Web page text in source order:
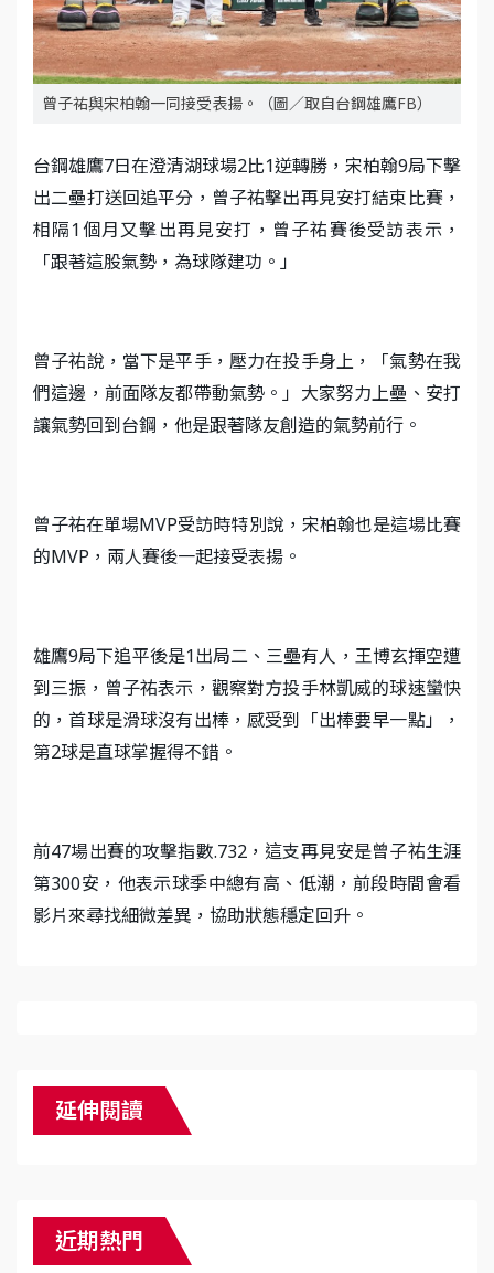
曾子祐與宋柏翰一同接受表揚。（圖／取自台鋼雄鷹FB）
台鋼雄鷹7日在澄清湖球場2比1逆轉勝，宋柏翰9局下擊
出二壘打送回追平分，曾子祐擊出再見安打結束比賽，
相隔1個月又擊出再見安打，曾子祐賽後受訪表示，
「跟著這股氣勢，為球隊建功。」
曾子祐說，當下是平手，壓力在投手身上，「氣勢在我
們這邊，前面隊友都帶動氣勢。」大家努力上壘、安打
讓氣勢回到台鋼，他是跟著隊友創造的氣勢前行。
曾子祐在單場MVP受訪時特別說，宋柏翰也是這場比賽
的MVP，兩人賽後一起接受表揚。
雄鷹9局下追平後是1出局二、三壘有人，王博玄揮空遭
到三振，曾子祐表示，觀察對方投手林凱威的球速蠻快
的，首球是滑球沒有出棒，感受到「出棒要早一點」，
第2球是直球掌握得不錯。
前47場出賽的攻擊指數.732，這支再見安是曾子祐生涯
第300安，他表示球季中總有高、低潮，前段時間會看
影片來尋找細微差異，協助狀態穩定回升。
延伸閱讀
近期熱門